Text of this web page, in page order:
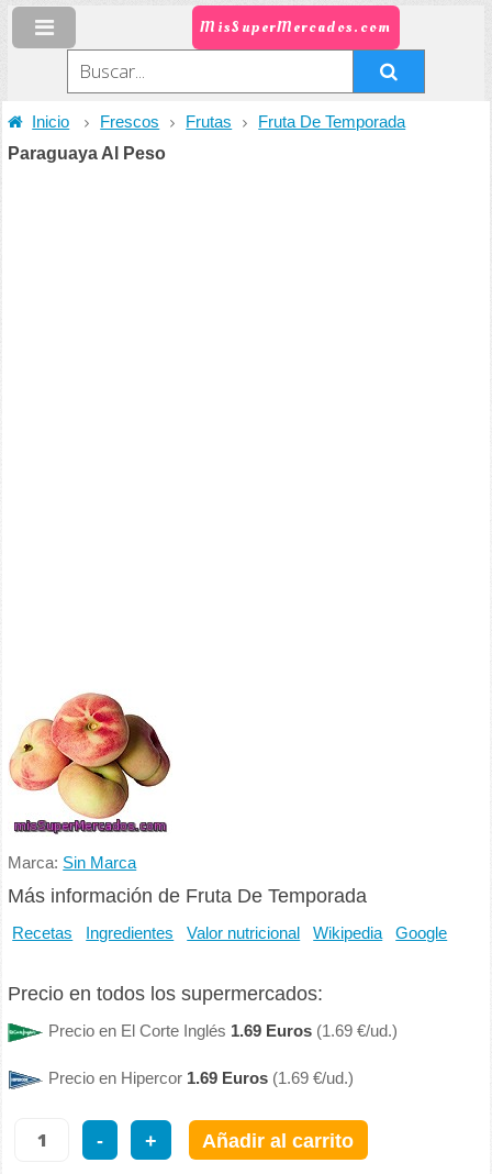
MisSuperMercados.com
Inicio Frescos Frutas Fruta De Temporada
Paraguaya Al Peso
Marca: Sin Marca
Más información de Fruta De Temporada
Recetas Ingredientes Valor nutricional Wikipedia Google
Precio en todos los supermercados:
Precio en El Corte Inglés 1.69 Euros (1.69 €/ud.)
Precio en Hipercor 1.69 Euros (1.69 €/ud.)
- + Añadir al carrito